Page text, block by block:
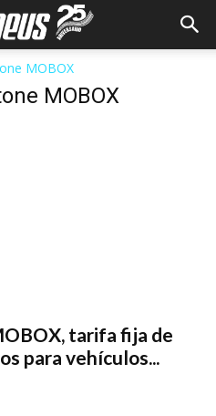
MOBOX
MOBOX
tarifa fija de
para vehículos...